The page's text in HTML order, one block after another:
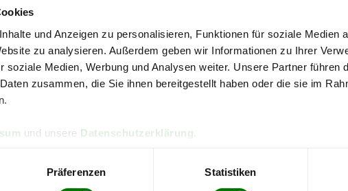
und Anzeigen zu personalisieren, Funktionen für soziale Medien
zu analysieren. Außerdem geben wir Informationen zu Ihrer
soziale Medien, Werbung und Analysen weiter. Unsere Partner führen
zusammen, die Sie ihnen bereitgestellt haben oder die sie im
und unsere Datenschutzerklärung
Präferenzen Statistiken
kostenlose
direkt online bestellen
aktuellen Stand